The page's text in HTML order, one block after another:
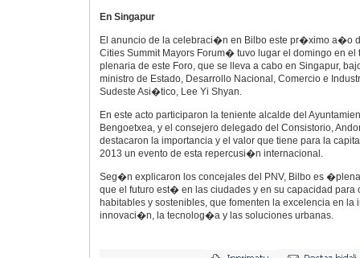
En Singapur
El anuncio de la celebraci�n en Bilbo este pr�ximo a�o
Cities Summit Mayors Forum� tuvo lugar el domingo en el
plenaria de este Foro, que se lleva a cabo en Singapur,
ministro de Estado, Desarrollo Nacional, Comercio e
Sudeste Asi�tico, Lee Yi Shyan.
En este acto participaron la teniente alcalde del
Bengoetxea, y el consejero delegado del Consistorio,
destacaron la importancia y el valor que tiene para la
2013 un evento de esta repercusi�n internacional.
Seg�n explicaron los concejales del PNV, Bilbo es
que el futuro est� en las ciudades y en su capacidad
habitables y sostenibles, que fomenten la excelencia en
innovaci�n, la tecnolog�a y las soluciones urbanas.